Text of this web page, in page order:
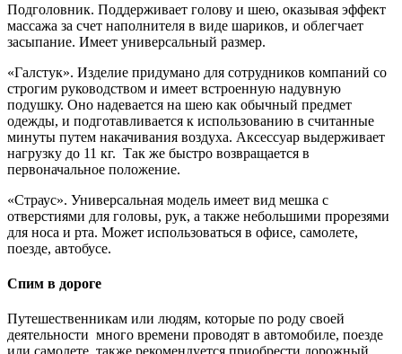
Подголовник. Поддерживает голову и шею, оказывая эффект
массажа за счет наполнителя в виде шариков, и облегчает
засыпание. Имеет универсальный размер.
«Галстук». Изделие придумано для сотрудников компаний со
строгим руководством и имеет встроенную надувную
подушку. Оно надевается на шею как обычный предмет
одежды, и подготавливается к использованию в считанные
минуты путем накачивания воздуха. Аксессуар выдерживает
нагрузку до 11 кг. Так же быстро возвращается в
первоначальное положение.
«Страус». Универсальная модель имеет вид мешка с
отверстиями для головы, рук, а также небольшими прорезями
для носа и рта. Может использоваться в офисе, самолете,
поезде, автобусе.
Спим в дороге
Путешественникам или людям, которые по роду своей
деятельности много времени проводят в автомобиле, поезде